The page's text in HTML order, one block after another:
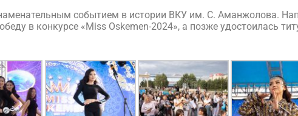
событием в истории ВКУ им. С. Аманжолова.
в конкурсе «Miss Oskemen-2024», а позже удостоилась